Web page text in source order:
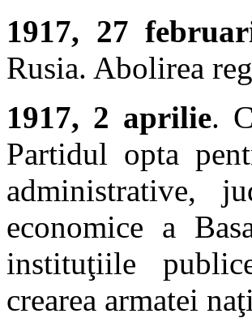
1917, 27
Rusia. Abolirea
1917, 2 aprilie.
Partidul opta
administrative,
economice a
instituţiile
crearea armatei